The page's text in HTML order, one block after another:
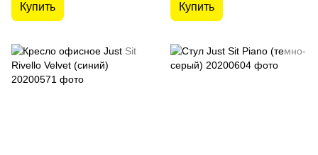
Купить Купить